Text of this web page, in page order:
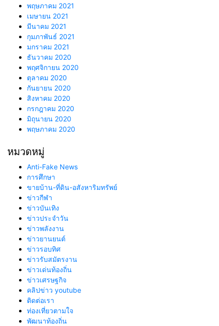
พฤษภาคม 2021
เมษายน 2021
มีนาคม 2021
กุมภาพันธ์ 2021
มกราคม 2021
ธันวาคม 2020
พฤศจิกายน 2020
ตุลาคม 2020
กันยายน 2020
สิงหาคม 2020
กรกฎาคม 2020
มิถุนายน 2020
พฤษภาคม 2020
หมวดหมู่
Anti-Fake News
การศึกษา
ขายบ้าน-ที่ดิน-อสังหาริมทรัพย์
ข่าวกีฬา
ข่าวบันเทิง
ข่าวประจำวัน
ข่าวพลังงาน
ข่าวยานยนต์
ข่าวรอบทิศ
ข่าวรับสมัตรงาน
ข่าวเด่นท้องถิ่น
ข่าวเศรษฐกิจ
คลิปข่าว youtube
ติดต่อเรา
ท่องเที่ยวตามใจ
พัฒนาท้องถิ่น